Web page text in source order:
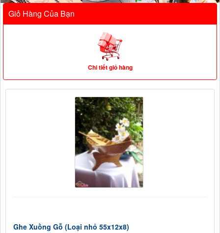
Giỏ Hàng Của Bạn
Chi tiết giỏ hàng
Ghe Xuồng Gỗ (Loại nhỏ 55x12x8)